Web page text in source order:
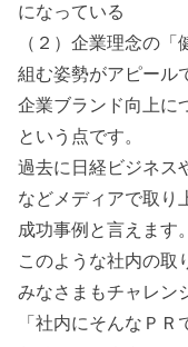
になっている
（２）企業理念の
組む姿勢がアピール
企業ブランド向上に
という点です。
過去に日経ビジネス
などメディアで取り
成功事例と言えます。
このような社内の取
みなさまもチャレン
「社内にそんなＰ